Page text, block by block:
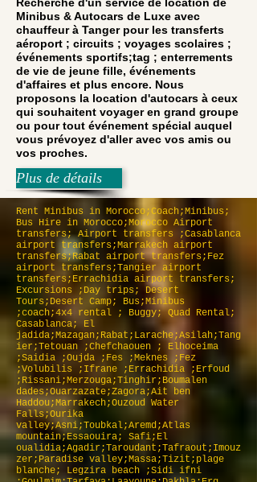
Minibus & Autocars de Luxe avec
chauffeur à Tanger pour les transferts
aéroport ; circuits ; voyages scolaires ;
événements sportifs;tag ; enterrements
de vie de jeune fille, événements
d'affaires et plus encore. Nous
proposons la location d'autocars à ceux
qui souhaitent voyager en grand groupe
ou pour tout événement spécial auquel
vous prévoyez d'aller avec vos amis ou
vos proches.
Plus de détails
Rent Minibus in Morocco;Coach;Minibus;
Bus Hire in Morocco;Morocco Airport
transfers; Airport transfers ;Casablanca
airport transfers;Marrakech airport
transfers;Rabat airport transfers;Fez
airport transfers;Tangier airport
transfers;Errachidia airport transfers;
Excursions ;Day trips; Desert
Tours;Desert Camp; Bus;Minibus
;coach;4x4 rental ; Buggy; Quad Rental;
Casablanca; El
jadida;Mazagan;Rabat;Larache;Asilah;Tang
ier;Tetouan ;Chefchaouen ; Elhoceima
;Saidia ;Oujda ;Fes ;Meknes ;Fez
;Volubilis ;Ifrane ;Errachidia ;Erfoud
;Rissani;Merzouga;Tinghir;Boumalen
dades;Ouarzazate;Zagora;Ait ben
Haddou;Marrakech;Ouzoud Water
Falls;Ourika
valley;Asni;Toubkal;Aremd;Atlas
mountain;Essaouira; Safi;El
oualidia;Agadir;Taroudant;Tafraout;Imouz
zer;Paradise valley;Massa;Tizit;plage
blanche; Legzira beach ;Sidi ifni